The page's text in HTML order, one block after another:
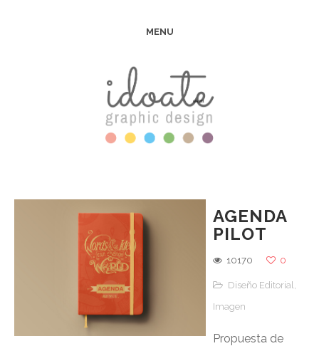
MENU
AGENDA
PILOT
10170 0
Diseño Editorial,
Imagen
Propuesta de